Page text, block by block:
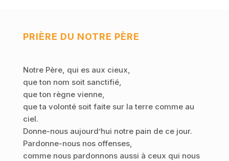
PRIÈRE DU NOTRE PÈRE
Notre Père, qui es aux cieux,
que ton nom soit sanctifié,
que ton règne vienne,
que ta volonté soit faite sur la terre comme au
ciel.
Donne-nous aujourd’hui notre pain de ce jour.
Pardonne-nous nos offenses,
comme nous pardonnons aussi à ceux qui nous